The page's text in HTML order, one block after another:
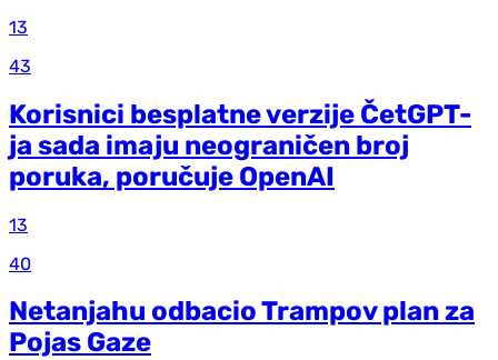
13
43
Korisnici besplatne verzije ČetGPT-
ja sada imaju neograničen broj
poruka, poručuje OpenAI
13
40
Netanjahu odbacio Trampov plan za
Pojas Gaze